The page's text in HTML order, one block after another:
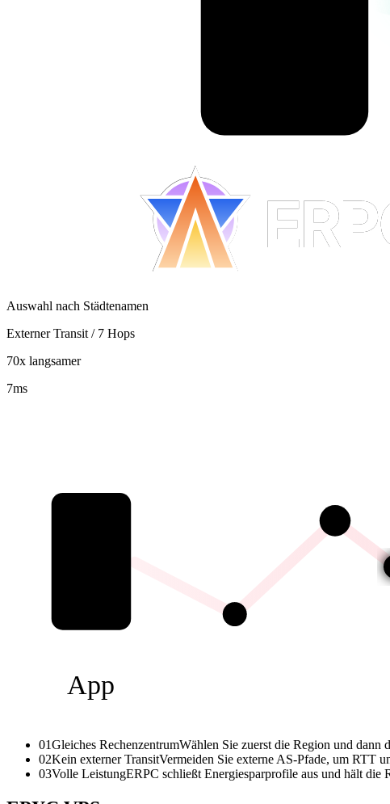
Auswahl nach Städtenamen
Externer Transit / 7 Hops
70x langsamer
7ms
App
01Gleiches RechenzentrumWählen Sie zuerst die Region und dann
02Kein externer TransitVermeiden Sie externe AS-Pfade, um RTT
03Volle LeistungERPC schließt Energiesparprofile aus und hält die